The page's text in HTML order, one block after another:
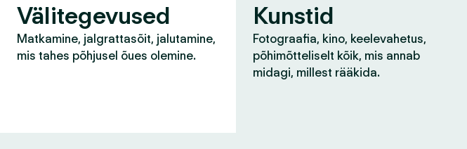
Välitegevused
Matkamine, jalgrattasõit, jalutamine,
mis tahes põhjusel õues olemine.
Kunstid
Fotograafia, kino, keelevahetus,
põhimõtteliselt kõik, mis annab
midagi, millest rääkida.